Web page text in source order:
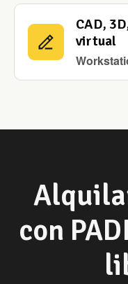
CAD,
virtual
con